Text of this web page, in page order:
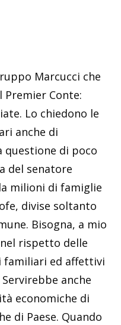
Marcucci che
Conte:
Lo chiedono le
anche di
questione di poco
del senatore
milioni di famiglie
divise soltanto
Bisogna, a mio
rispetto delle
familiari ed affettivi
anche
economiche di
di Paese. Quando